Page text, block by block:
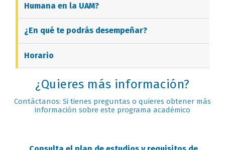
Humana en la UAM?
¿En qué te podrás desempeñar?
Horario
¿Quieres más información?
Contáctanos: Si tienes preguntas o quieres obtener más
información sobre este programa académico